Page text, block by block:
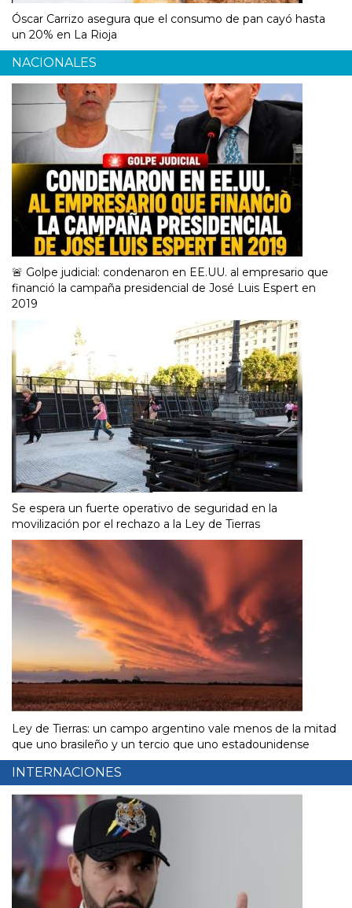
Óscar Carrizo asegura que el consumo de pan cayó hasta
un 20% en La Rioja
NACIONALES
🚨 Golpe judicial: condenaron en EE.UU. al empresario que
financió la campaña presidencial de José Luis Espert en
2019
Se espera un fuerte operativo de seguridad en la
movilización por el rechazo a la Ley de Tierras
Ley de Tierras: un campo argentino vale menos de la mitad
que uno brasileño y un tercio que uno estadounidense
INTERNACIONES